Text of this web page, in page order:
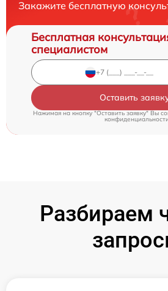
Закажите бесплатную
Бесплатная
специалистом
Оставить
Нажимая на кнопку "Оставить заявку" Вы
конфиденциальности
Разбираем